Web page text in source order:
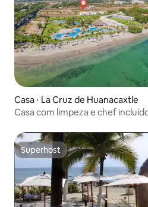
Casa ⋅ La Cruz de Huanacaxtle
Casa com limpeza e chef
Superhost
Superhost